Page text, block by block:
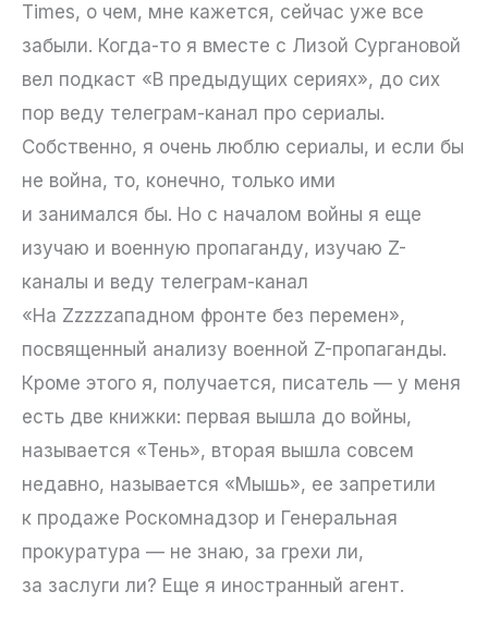
Times, о чем, мне кажется, сейчас уже все
забыли. Когда-то я вместе с Лизой Сургановой
вел подкаст «В предыдущих сериях», до сих
пор веду телеграм-канал про сериалы.
Собственно, я очень люблю сериалы, и если бы
не война, то, конечно, только ими
и занимался бы. Но с началом войны я еще
изучаю и военную пропаганду, изучаю Z-
каналы и веду телеграм-канал
«На Zzzzzападном фронте без перемен»,
посвященный анализу военной Z-пропаганды.
Кроме этого я, получается, писатель — у меня
есть две книжки: первая вышла до войны,
называется «Тень», вторая вышла совсем
недавно, называется «Мышь», ее запретили
к продаже Роскомнадзор и Генеральная
прокуратура — не знаю, за грехи ли,
за заслуги ли? Еще я иностранный агент.